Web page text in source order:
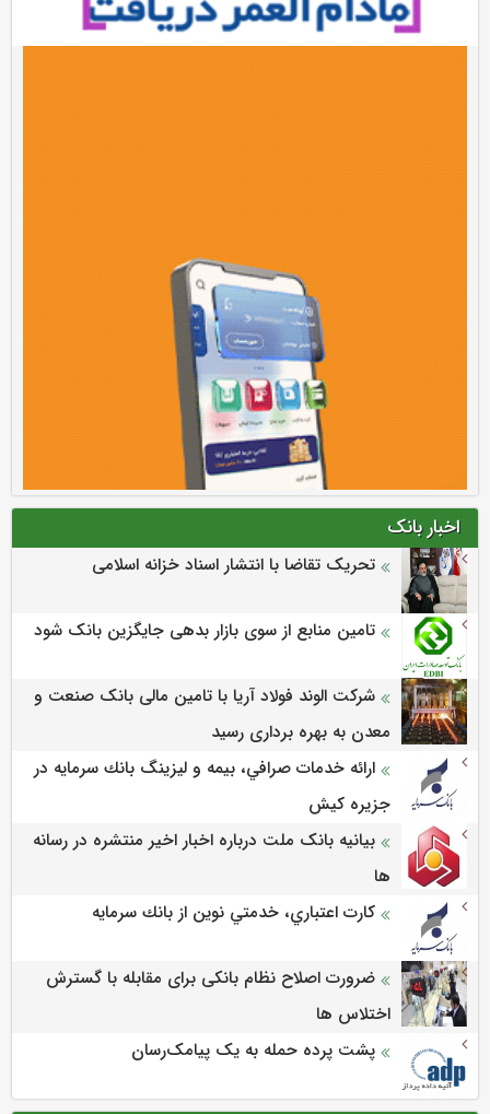
اخبار بانک
تحریک تقاضا با انتشار اسناد خزانه اسلامی
تامین منابع از سوی بازار بدهی جایگزین بانک شود
شرکت الوند فولاد آریا با تامین مالی بانک صنعت و
معدن به بهره برداری رسید
ارائه خدمات صرافي، بيمه و ليزينگ بانك سرمايه در
جزيره كيش
بیانیه بانک ملت درباره اخبار اخیر منتشره در رسانه
ها
كارت اعتباري، خدمتي نوين از بانك سرمايه
ضرورت اصلاح نظام بانکی برای مقابله با گسترش
اختلاس ها
پشت پرده حمله به یک پیامک‌رسان